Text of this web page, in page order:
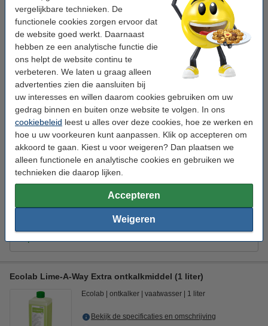
vergelijkbare technieken. De
functionele cookies zorgen ervoor dat
de website goed werkt. Daarnaast
hebben ze een analytische functie die
ons helpt de website continu te
verbeteren. We laten u graag alleen
advertenties zien die aansluiten bij
uw interesses en willen daarom cookies gebruiken om uw
gedrag binnen en buiten onze website te volgen. In ons
cookiebeleid leest u alles over deze cookies, hoe ze werken en
hoe u uw voorkeuren kunt aanpassen. Klik op accepteren om
akkoord te gaan. Kiest u voor weigeren? Dan plaatsen we
alleen functionele en analytische cookies en gebruiken we
technieken die daarop lijken.
Accepteren
Weigeren
Ecolab Greaselift navulling voor oven/grill/afzuigkap (750
ml)
Ecolab ontvetter oven/grill/afzuigkappen 750 ml
Bekijk de specificaties en omschrijving
Direct leverbaar
Morgen in huis
€ 29,95 Bestellen
Tip: meebestellen
123schoon poetsrol 1-laags 12 x 120m
€ 40,95
HY@PRO Latex huishoudhandschoenen S geel (1 paar, 60
€ 1,50
123schoon kledingroller met 2 reserverollen (15 vellen per
stuk)
€ 3,50
Ecolab Lime-A-Way Extra ontkalkmiddel (1 liter)
Ecolab ontkalker vaatwasser 1 liter
Bekijk de specificaties en omschrijving